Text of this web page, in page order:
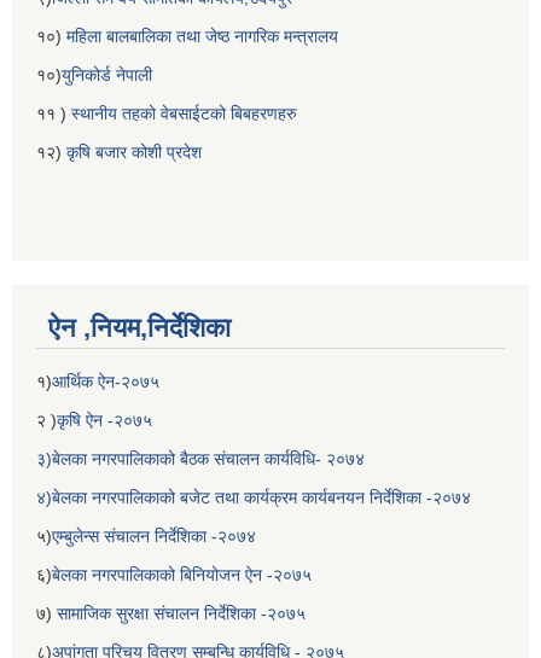
१०) महिला बालबालिका तथा जेष्ठ नागरिक मन्त्रालय
१०)युनिकोर्ड नेपाली
११ ) स्थानीय तहको वेबसाईटको बिबहरणहरु
१२) कृषि बजार कोशी प्रदेश
ऐन ,नियम,निर्देशिका
१)आर्थिक ऐन-२०७५
२ )कृषि ऐन -२०७५
३)बेलका नगरपालिकाको बैठक संचालन कार्यविधि- २०७४
४)बेलका नगरपालिकाको बजेट तथा कार्यक्रम कार्यबनयन निर्देशिका -२०७४
५)एम्बुलेन्स संचालन निर्देशिका -२०७४
६)बेलका नगरपालिकाको बिनियोजन ऐन -२०७५
७) सामाजिक सुरक्षा संचालन निर्देशिका -२०७५
८)अपांगता परिचय वितरण सम्बन्धि कार्यविधि - २०७५